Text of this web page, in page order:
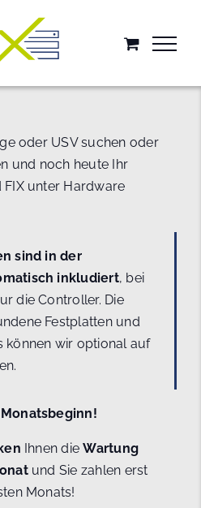
oder USV suchen oder
und noch heute Ihr
FIX unter Hardware
sind in der
inkludiert, bei
die Controller. Die
Festplatten und
können wir optional auf
Ihnen dieWartung
und Sie zahlen erst
Monats!